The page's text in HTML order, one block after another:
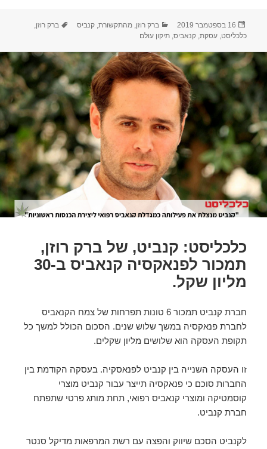
פורסם
בתאריך
16 בספטמבר 2019 קטגוריות
ברק רוזן ,מהתקשורת ,קנביס תגיות
ברק רוזן
כלכליסט ,עסקת ,קנאביס ,תיקון עולם
כלכליסט: קנביט, של ברק רוזן,
תמכור לפנאקסיה קנאביס ב-30
מליון שקל.
חברת קנביט תמכור 6 טונות תפרחות של צמח הקנאביס
לחברת פנאקסיה במשך שלוש שנים. הסכום הכולל למשך כל
תקופת העסקה הוא שלושים מליון שקלים.
זו העסקה השנייה בין קנביט לפנאסקיה. בעסקה הקודמת בין
החברות סוכם כי פנאקסיה תייצר עבור קנביט מוצרי
קוסמטיקה ומוצרי קנאביס רפואי, תחת מותג פרטי שתפתח
חברת קנביט.
לקנביט הסכם שיווק והפצה עם רשת המרפאות מדיקל סנטר